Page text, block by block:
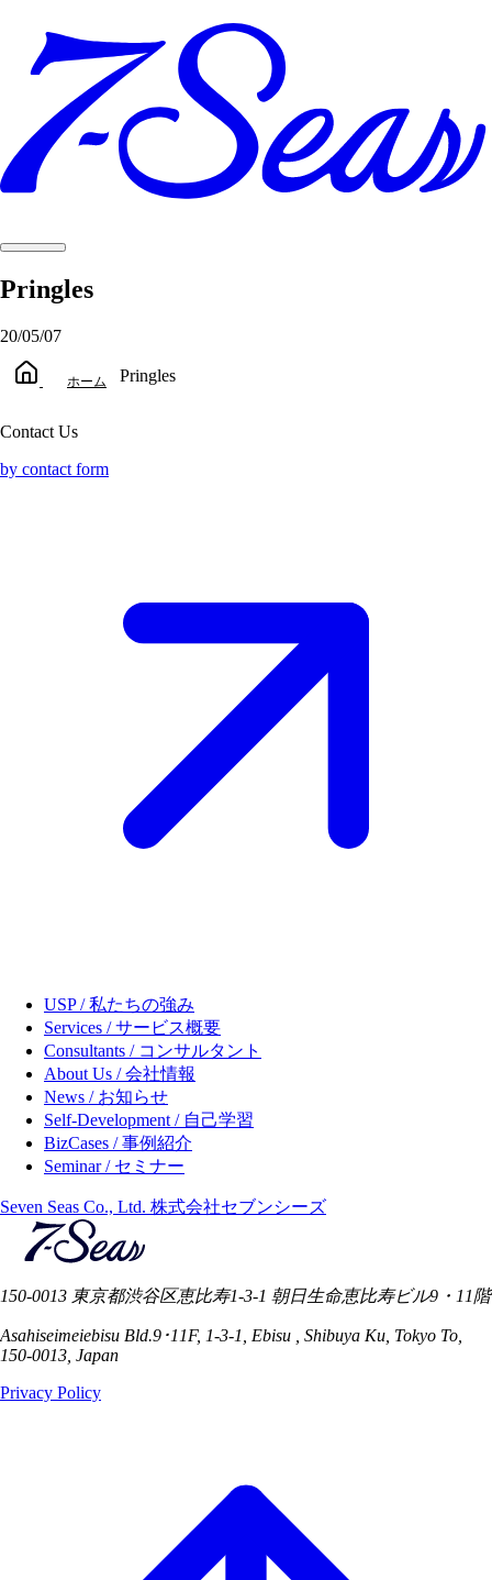
Pringles
20/05/07
ホーム Pringles
Contact Us
by contact form
USP / 私たちの強み
Services / サービス概要
Consultants / コンサルタント
About Us / 会社情報
News / お知らせ
Self-Development / 自己学習
BizCases / 事例紹介
Seminar / セミナー
Seven Seas Co., Ltd. 株式会社セブンシーズ
150-0013 東京都渋谷区恵比寿1-3-1 朝日生命恵比寿ビル9・11階
Asahiseimeiebisu Bld.9･11F, 1-3-1, Ebisu , Shibuya Ku, Tokyo To,
150-0013, Japan
Privacy Policy